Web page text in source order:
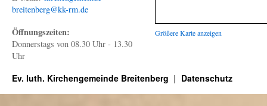
breitenberg@kk-rm.de
Öffnungszeiten:
Donnerstags von 08.30 Uhr - 13.30
Uhr
Größere Karte anzeigen
Ev. luth. Kirchengemeinde Breitenberg Datenschutz